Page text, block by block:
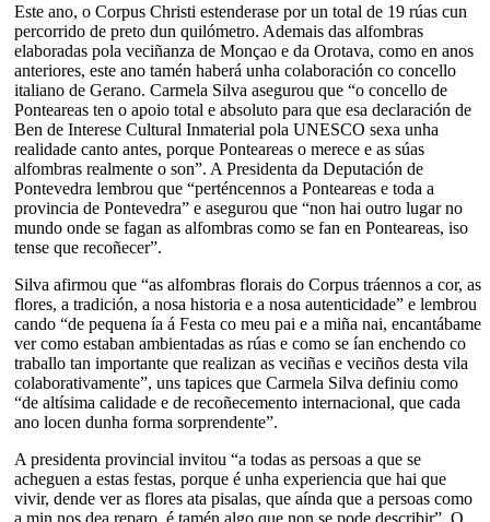
Este ano, o Corpus Christi estenderase por un total de 19 rúas cun
percorrido de preto dun quilómetro. Ademais das alfombras
elaboradas pola veciñanza de Monçao e da Orotava, como en anos
anteriores, este ano tamén haberá unha colaboración co concello
italiano de Gerano. Carmela Silva asegurou que “o concello de
Ponteareas ten o apoio total e absoluto para que esa declaración de
Ben de Interese Cultural Inmaterial pola UNESCO sexa unha
realidade canto antes, porque Ponteareas o merece e as súas
alfombras realmente o son”. A Presidenta da Deputación de
Pontevedra lembrou que “perténcennos a Ponteareas e toda a
provincia de Pontevedra” e asegurou que “non hai outro lugar no
mundo onde se fagan as alfombras como se fan en Ponteareas, iso
tense que recoñecer”.
Silva afirmou que “as alfombras florais do Corpus tráennos a cor, as
flores, a tradición, a nosa historia e a nosa autenticidade” e lembrou
cando “de pequena ía á Festa co meu pai e a miña nai, encantábame
ver como estaban ambientadas as rúas e como se ían enchendo co
traballo tan importante que realizan as veciñas e veciños desta vila
colaborativamente”, uns tapices que Carmela Silva definiu como
“de altísima calidade e de recoñecemento internacional, que cada
ano locen dunha forma sorprendente”.
A presidenta provincial invitou “a todas as persoas a que se
acheguen a estas festas, porque é unha experiencia que hai que
vivir, dende ver as flores ata pisalas, que aínda que a persoas como
a min nos dea reparo, é tamén algo que non se pode describir”. O